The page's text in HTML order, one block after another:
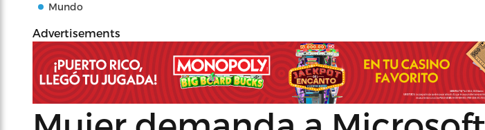
Mundo
Advertisements